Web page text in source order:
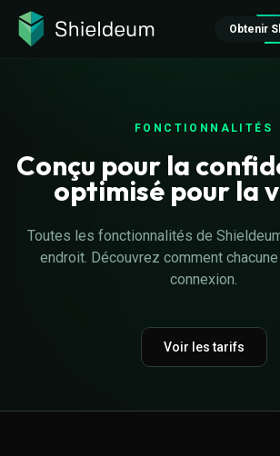
Obtenir
FONCTIONNALITÉS
Conçu pour la
optimisé pour la
Toutes les fonctionnalités de
endroit. Découvrez comment
connexion.
Voir les tarifs